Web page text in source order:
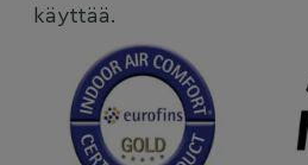
käyttää.